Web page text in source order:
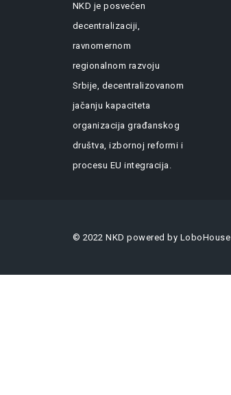
NKD je posvećen
decentralizaciji,
ravnomernom
regionalnom razvoju
Srbije, decentralizovanom
jačanju kapaciteta
organizacija građanskog
društva, izbornoj reformi i
procesu EU integracija.
© 2022 NKD powered by LoboHouse